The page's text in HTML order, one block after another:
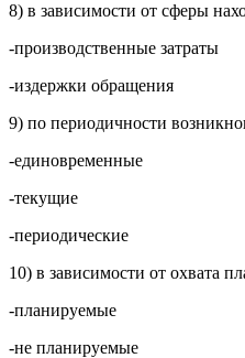
8) в зависимости от сферы
-производственные затраты
-издержки обращения
9) по периодичности
-единовременные
-текущие
-периодические
10) в зависимости от охвата
-планируемые
-не планируемые